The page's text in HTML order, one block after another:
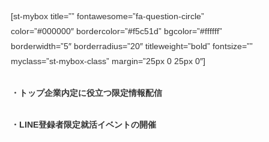
[st-mybox title=”” fontawesome=”fa-question-circle”
color=”#000000″ bordercolor=”#f5c51d” bgcolor=”#ffffff”
borderwidth=”5″ borderradius=”20″ titleweight=”bold” fontsize=””
myclass=”st-mybox-class” margin=”25px 0 25px 0″]
・トップ企業内定に役立つ限定情報配信
・LINE登録者限定就活イベントの開催